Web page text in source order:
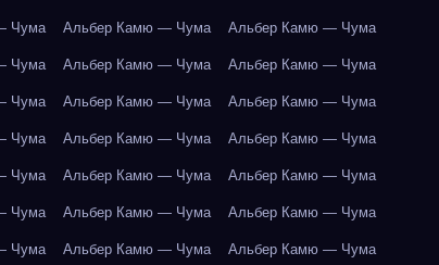
Чума Альбер Камю — Чума Альбер Камю — Чума
Чума Альбер Камю — Чума Альбер Камю — Чума
Чума Альбер Камю — Чума Альбер Камю — Чума
Чума Альбер Камю — Чума Альбер Камю — Чума
Чума Альбер Камю — Чума Альбер Камю — Чума
Чума Альбер Камю — Чума Альбер Камю — Чума
Чума Альбер Камю — Чума Альбер Камю — Чума